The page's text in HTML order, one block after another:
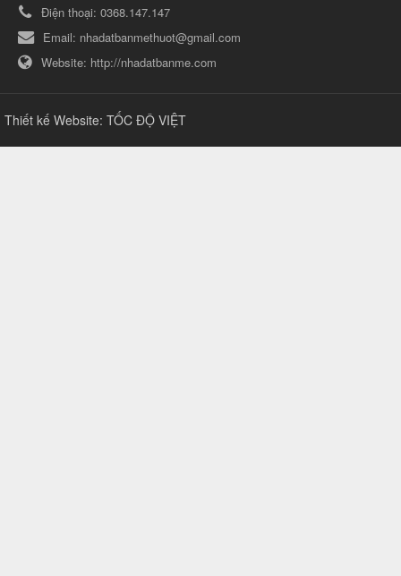
Điện thoại: 0368.147.147
Email: nhadatbanmethuot@gmail.com
Website: http://nhadatbanme.com
Thiết kế Website: TỐC ĐỘ VIỆT